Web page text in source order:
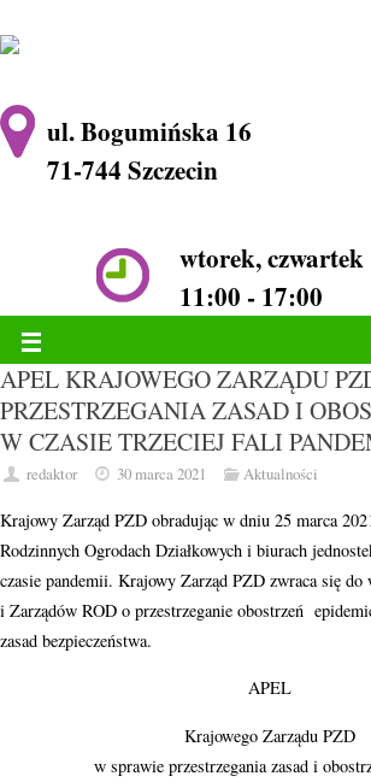
ul. Bogumińska 16
71-744 Szczecin
wtorek, czwartek
11:00 - 17:00
APEL KRAJOWEGO ZARZĄDU
PRZESTRZEGANIA ZASAD I
W CZASIE TRZECIEJ FALI
redaktor 30 marca 2021 Aktualności
Krajowy Zarząd PZD obradując w dniu 25 marca
Rodzinnych Ogrodach Działkowych i biurach
czasie pandemii. Krajowy Zarząd PZD zwraca się do
i Zarządów ROD o przestrzeganie obostrzeń
zasad bezpieczeństwa.
APEL
Krajowego Zarządu PZD
w sprawie przestrzegania zasad i